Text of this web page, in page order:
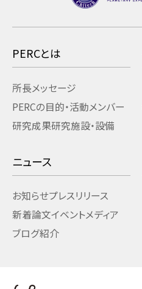
PERCとは
所長メッセージ
PERCの目的・活動メンバー
研究成果研究施設・設備
ニュース
お知らせプレスリリース
新着論文イベントメディア
ブログ紹介